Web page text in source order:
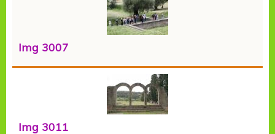
Img 3007
Img 3011